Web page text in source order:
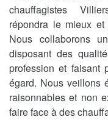
chauffagistes
répondra le mieux
Nous collaborons
disposant des
profession et faisant
égard. Nous veillons
raisonnables et non
faire face à des